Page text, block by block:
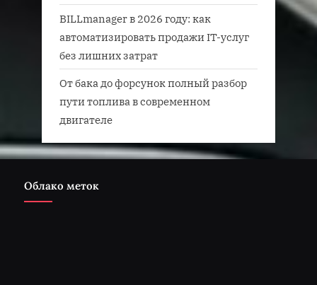
BILLmanager в 2026 году: как
автоматизировать продажи IT-услуг
без лишних затрат
От бака до форсунок полный разбор
пути топлива в современном
двигателе
Облако меток